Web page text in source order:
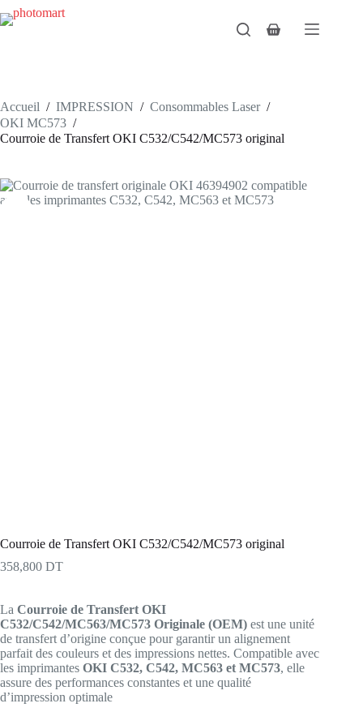
Passer
au
Panier
Accueil / IMPRESSION / Consommables Laser /
OKI MC573 /
Courroie de Transfert OKI C532/C542/MC573 original
Courroie de Transfert OKI C532/C542/MC573 original
358,800 DT
La Courroie de Transfert OKI
C532/C542/MC563/MC573 Originale (OEM) est une unité
de transfert d’origine conçue pour garantir un alignement
parfait des couleurs et des impressions nettes. Compatible avec
les imprimantes OKI C532, C542, MC563 et MC573, elle
assure des performances constantes et une qualité
d’impression optimale